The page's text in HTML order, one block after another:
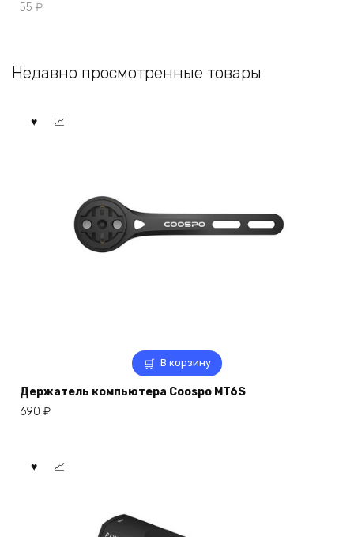
55 ₽
Недавно просмотренные товары
В корзину
Держатель компьютера Coospo MT6S
690 ₽